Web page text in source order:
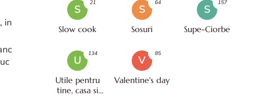
in
S
Slow cook
21
S
Sosuri
64
S
Supe-Ciorbe
157
U
Utile pentru
tine, casa si
134
V
Valentine's day
85